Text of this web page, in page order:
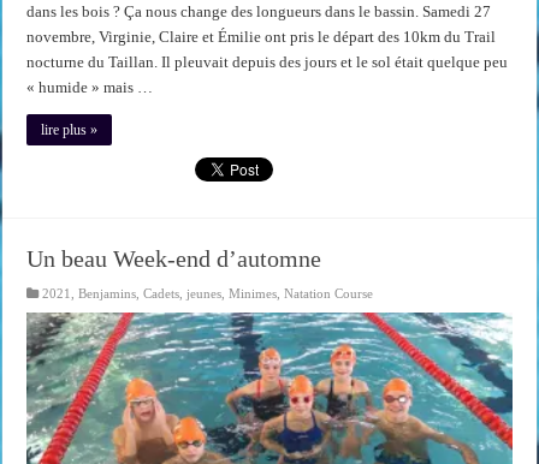
dans les bois ? Ça nous change des longueurs dans le bassin. Samedi 27
novembre, Virginie, Claire et Émilie ont pris le départ des 10km du Trail
nocturne du Taillan. Il pleuvait depuis des jours et le sol était quelque peu
« humide » mais …
lire plus »
Un beau Week-end d’automne
2021 ,Benjamins ,Cadets ,jeunes ,Minimes ,Natation Course